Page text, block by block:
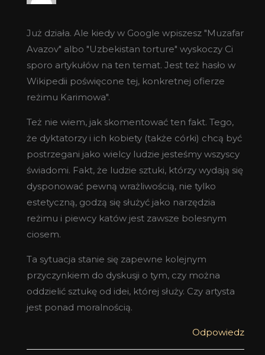
Już działa. Ale kiedy w Google wpiszesz "Muzafar
Avazov" albo "Uzbekistan torture" wyskoczy Ci
sporo artykułów na ten temat. Jest też hasło w
Wikipedii poświęcone tej, konkretnej ofierze
reżimu Karimowa".
Też nie wiem, jak skomentować ten fakt. Tego,
że dyktatorzy i ich kobiety (także córki) chcą być
postrzegani jako wielcy ludzie jesteśmy wszyscy
świadomi. Fakt, że ludzie sztuki, którzy wydają się
dysponować pewną wrażliwością, nie tylko
estetyczną, godzą się służyć jako narzędzia
reżimu i piewcy katów jest zawsze bolesnym
ciosem.
Ta sytuacja stanie się zapewne kolejnym
przyczynkiem do dyskusji o tym, czy można
oddzielić sztukę od idei, której służy. Czy artysta
jest ponad moralnością.
Odpowiedz